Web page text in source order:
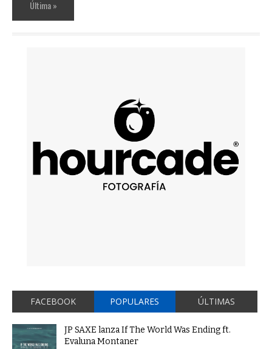
Última »
FACEBOOK POPULARES ÚLTIMAS
JP SAXE lanza If The World Was Ending ft.
Evaluna Montaner